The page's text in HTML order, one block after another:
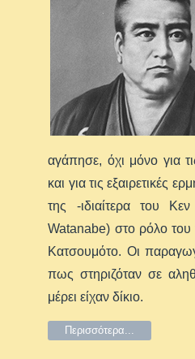
αγάπησε, όχι μόνο για
και για τις εξαιρετικές
της -ιδιαίτερα του
Watanabe) στο ρόλο του
Κατσουμότο. Οι
πως στηριζόταν σε
μέρει είχαν δίκιο.
Περισσότερα...